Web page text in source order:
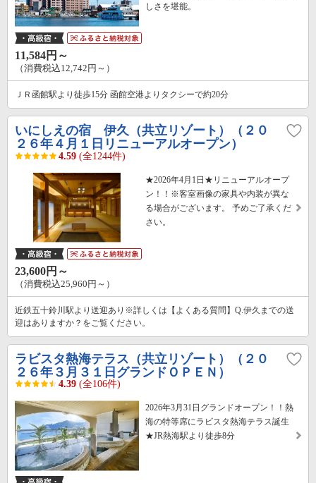
しさを堪能。
11,584円～
（消費税込12,742円～）
ＪＲ函館駅より徒歩15分 函館空港よりタクシーで約20分
いにしえの宿 伊久（共立リゾート）（２０
２６年４月１日リニューアルオープン）
4.59 (全1244件)
★2026年4月1日★リニューアルオープ
ン！！※客室画像の家具や内装が異な
る場合がございます。 予めご了承くだ
さい。
23,600円～
（消費税込25,960円～）
近鉄五十鈴川駅より送迎あり※詳しくは【よくある質問】Q.伊久までの送
迎はありますか？をご覧ください。
ラビスタ熱海テラス（共立リゾート）（２０
２６年３月３１日グランドＯＰＥＮ）
4.39 (全106件)
2026年3月31日グランドオープン！！熱
海の特等席にラビスタ熱海テラス誕生
★JR熱海駅より徒歩8分